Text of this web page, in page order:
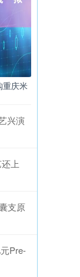
重庆米
兴演
上
支原
Pre-